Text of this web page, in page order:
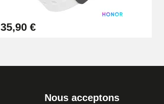
Ajouter au panier
35,90 €
Nous acceptons